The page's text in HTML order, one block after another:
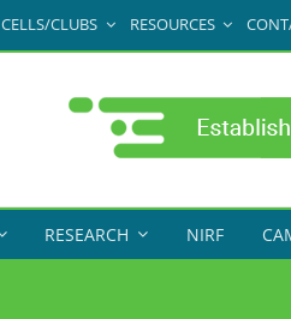
CELLS/CLUBS RESOURCES
RESEARCH NIRF